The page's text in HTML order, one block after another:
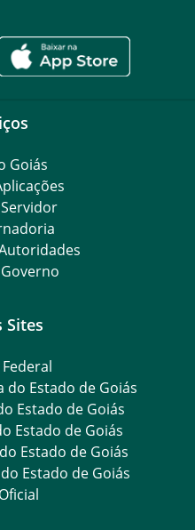
Goiás
Sites
do Estado de Goiás
Estado de Goiás
Estado de Goiás
Estado de Goiás
Estado de Goiás